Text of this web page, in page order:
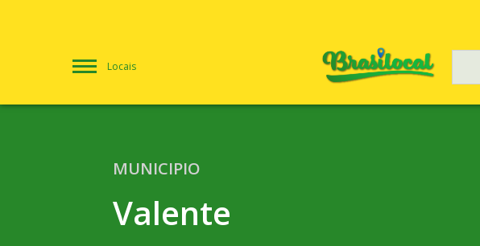
Locais
MUNICIPIO
Valente